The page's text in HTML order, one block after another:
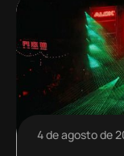
4 de agosto de